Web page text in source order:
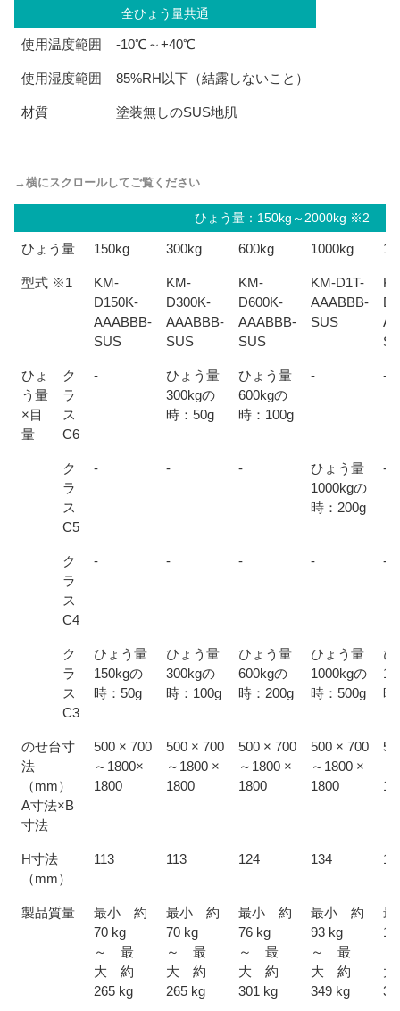
全ひょう量共通
使用温度範囲 -10℃～+40℃
使用湿度範囲 85%RH以下（結露しないこと）
材質 塗装無しのSUS地肌
ひょう量：150kg～2000kg ※2
ひょう量 150kg 300kg 600kg 1000kg
型式 ※1
KM-
D150K-
AAABBB-
SUS
KM-
D300K-
AAABBB-
SUS
KM-
D600K-
AAABBB-
SUS
KM-D1T-
AAABBB-
SUS
ひょ
う量
×目
量
ク
ラ
ス
C6
-
ひょう量
300kgの
時：50g
ひょう量
600kgの
時：100g
- -
ク
ラ
ス
C5
- - -
ひょう量
1000kgの
時：200g
-
ク
ラ
ス
C4
- - - - -
ク
ラ
ス
C3
ひょう量
150kgの
時：50g
ひょう量
300kgの
時：100g
ひょう量
600kgの
時：200g
ひょう量
1000kgの
時：500g
ひ
時
のせ台寸
法
（mm）
A寸法×B
寸法
500 × 700
～1800×
1800
500 × 700
～1800 ×
1800
500 × 700
～1800 ×
1800
500 × 700
～1800 ×
1800
H寸法
（mm）
113 113 124 134
製品質量
最小 約
70 kg
～ 最
大 約
265 kg
最小 約
70 kg
～ 最
大 約
265 kg
最小 約
76 kg
～ 最
大 約
301 kg
最小 約
93 kg
～ 最
大 約
349 kg